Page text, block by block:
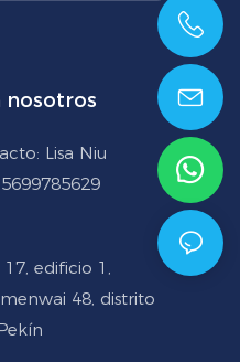
nosotros
Lisa Niu
edificio 1,
48, distrito